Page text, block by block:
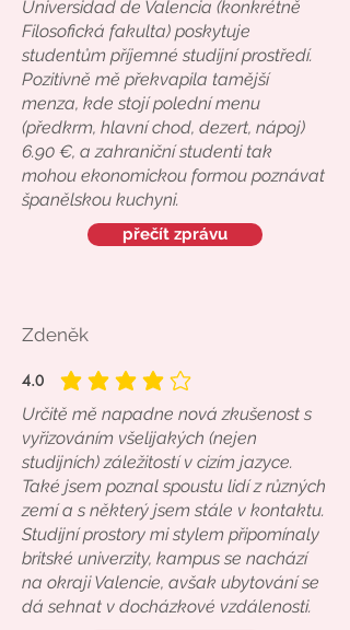
Universidad de Valencia (konkrétně
Filosofická fakulta) poskytuje
studentům příjemné studijní prostředí.
Pozitivně mě překvapila tamější
menza, kde stojí polední menu
(předkrm, hlavní chod, dezert, nápoj)
6.90 €, a zahraniční studenti tak
mohou ekonomickou formou poznávat
španělskou kuchyni.
přečít zprávu
Zdeněk
4.0
average rating is 4 out of 5
Určitě mě napadne nová zkušenost s
vyřizováním všelijakých (nejen
studijních) záležitostí v cizím jazyce.
Také jsem poznal spoustu lidí z různých
zemí a s některý jsem stále v kontaktu.
Studijní prostory mi stylem připomínaly
britské univerzity, kampus se nachází
na okraji Valencie, avšak ubytování se
dá sehnat v docházkové vzdálenosti.